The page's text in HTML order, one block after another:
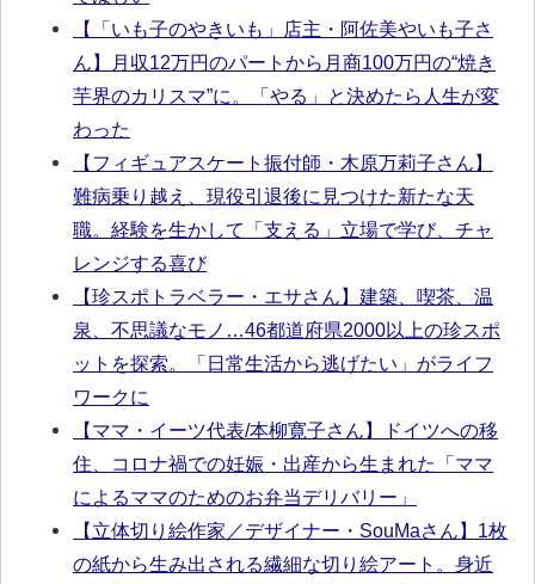
【「いも子のやきいも」店主・阿佐美やいも子さ
ん】月収12万円のパートから月商100万円の“焼き
芋界のカリスマ”に。「やる」と決めたら人生が変
わった
【フィギュアスケート振付師・木原万莉子さん】
難病乗り越え、現役引退後に見つけた新たな天
職。経験を生かして「支える」立場で学び、チャ
レンジする喜び
【珍スポトラベラー・エサさん】建築、喫茶、温
泉、不思議なモノ…46都道府県2000以上の珍スポ
ットを探索。「日常生活から逃げたい」がライフ
ワークに
【ママ・イーツ代表/本柳寛子さん】ドイツへの移
住、コロナ禍での妊娠・出産から生まれた「ママ
によるママのためのお弁当デリバリー」
【立体切り絵作家／デザイナー・SouMaさん】1枚
の紙から生み出される繊細な切り絵アート。身近